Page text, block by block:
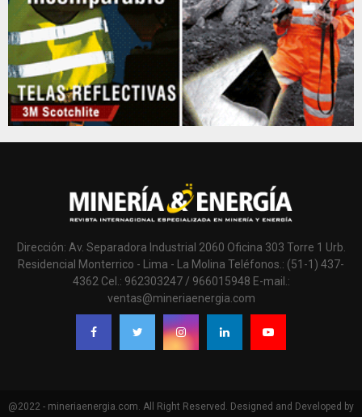
Dirección: Av. Separadora Industrial 2060 Oficina 303 Torre 1 Urb.
Residencial Monterrico - Lima - La Molina Teléfonos.: (51-1) 437-
4362 Cel.: 962303247 / 966015948 E-mail.:
ventas@mineriaenergia.com
@2022 - mineriaenergia.com. All Right Reserved. Designed and Developed by